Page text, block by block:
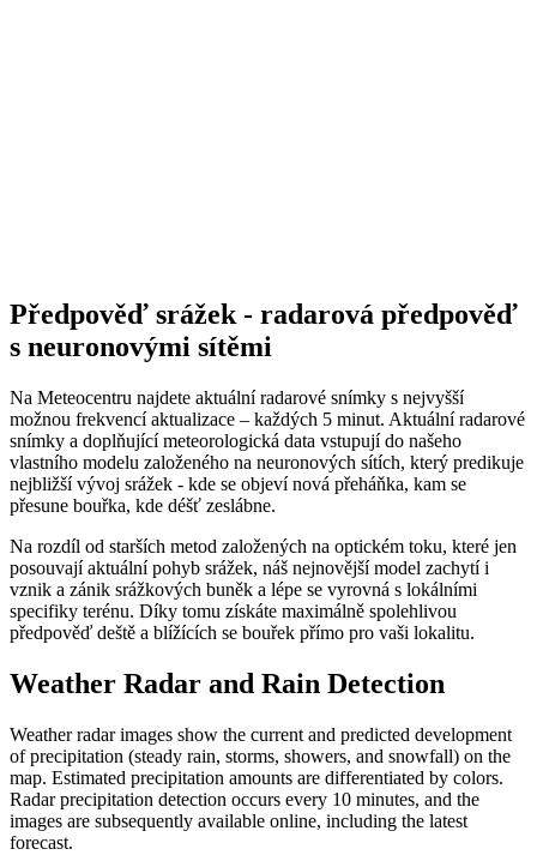
Předpověď srážek - radarová předpověď
s neuronovými sítěmi
Na Meteocentru najdete aktuální radarové snímky s nejvyšší
možnou frekvencí aktualizace – každých 5 minut. Aktuální radarové
snímky a doplňující meteorologická data vstupují do našeho
vlastního modelu založeného na neuronových sítích, který predikuje
nejbližší vývoj srážek - kde se objeví nová přeháňka, kam se
přesune bouřka, kde déšť zeslábne.
Na rozdíl od starších metod založených na optickém toku, které jen
posouvají aktuální pohyb srážek, náš nejnovější model zachytí i
vznik a zánik srážkových buněk a lépe se vyrovná s lokálními
specifiky terénu. Díky tomu získáte maximálně spolehlivou
předpověď deště a blížících se bouřek přímo pro vaši lokalitu.
Weather Radar and Rain Detection
Weather radar images show the current and predicted development
of precipitation (steady rain, storms, showers, and snowfall) on the
map. Estimated precipitation amounts are differentiated by colors.
Radar precipitation detection occurs every 10 minutes, and the
images are subsequently available online, including the latest
forecast.